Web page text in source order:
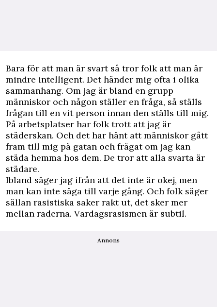
Bara för att man är svart så tror folk att man är
mindre intelligent. Det händer mig ofta i olika
sammanhang. Om jag är bland en grupp
människor och någon ställer en fråga, så ställs
frågan till en vit person innan den ställs till mig.
På arbetsplatser har folk trott att jag är
städerskan. Och det har hänt att människor gått
fram till mig på gatan och frågat om jag kan
städa hemma hos dem. De tror att alla svarta är
städare.
Ibland säger jag ifrån att det inte är okej, men
man kan inte säga till varje gång. Och folk säger
sällan rasistiska saker rakt ut, det sker mer
mellan raderna. Vardagsrasismen är subtil.
Annons